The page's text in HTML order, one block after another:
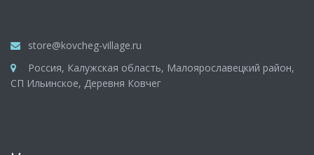
store@kovcheg-village.ru
Россия, Калужская область, Малоярославецкий район,
СП Ильинское, Деревня Ковчег